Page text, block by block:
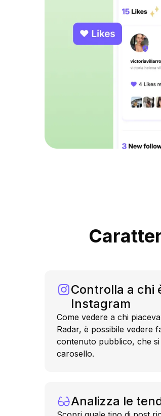
Controlla a chi
Instagram
Come vedere a chi
Radar, è possibile vedere
contenuto pubblico, che
carosello.
Analizza le